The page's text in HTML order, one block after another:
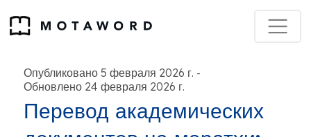
Опубликовано 5 февраля 2026 г. -
Обновлено 24 февраля 2026 г.
Перевод академических